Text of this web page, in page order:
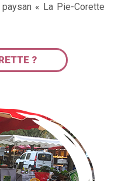
« La Pie-Corette
?